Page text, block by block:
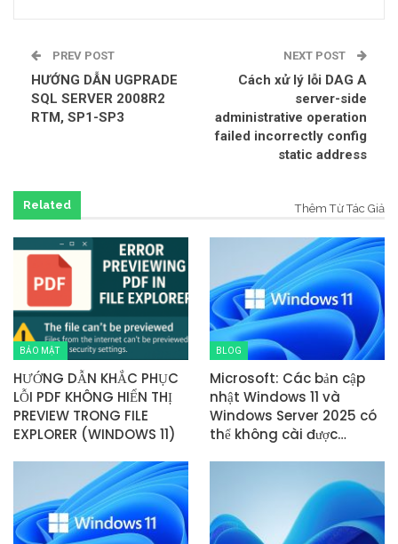
PREV POST
HƯỚNG DẪN UGPRADE
SQL SERVER 2008R2
RTM, SP1-SP3
NEXT POST
Cách xử lý lỗi DAG A
server-side
administrative operation
failed incorrectly config
static address
Related Thêm Từ Tác Giả
BẢO MẬT
HƯỚNG DẪN KHẮC PHỤC
LỖI PDF KHÔNG HIỂN THỊ
PREVIEW TRONG FILE
EXPLORER (WINDOWS 11)
BLOG
Microsoft: Các bản cập
nhật Windows 11 và
Windows Server 2025 có
thể không cài được…